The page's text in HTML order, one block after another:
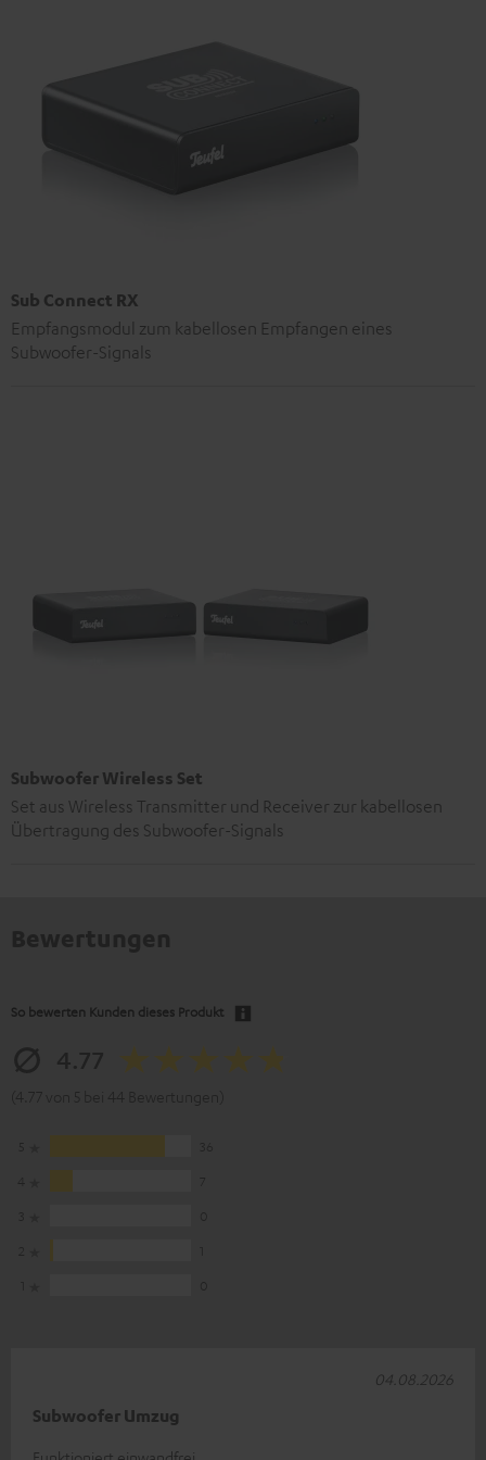
Sub Connect RX
Empfangsmodul zum kabellosen Empfangen eines
Subwoofer-Signals
Subwoofer Wireless Set
Set aus Wireless Transmitter und Receiver zur kabellosen
Übertragung des Subwoofer-Signals
So bewerten Kunden dieses Produkt
Subwoofer Umzug
04.08.2026